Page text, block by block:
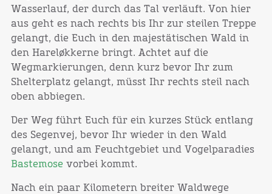
Wasserlauf, der durch das Tal verläuft. Von hier
aus geht es nach rechts bis Ihr zur steilen Treppe
gelangt, die Euch in den majestätischen Wald in
den Hareløkkerne bringt. Achtet auf die
Wegmarkierungen, denn kurz bevor Ihr zum
Shelterplatz gelangt, müsst Ihr rechts steil nach
oben abbiegen.
Der Weg führt Euch für ein kurzes Stück entlang
des Segenvej, bevor Ihr wieder in den Wald
gelangt, und am Feuchtgebiet und Vogelparadies
Bastemosevorbei kommt.
Nach ein paar Kilometern breiter Waldwege